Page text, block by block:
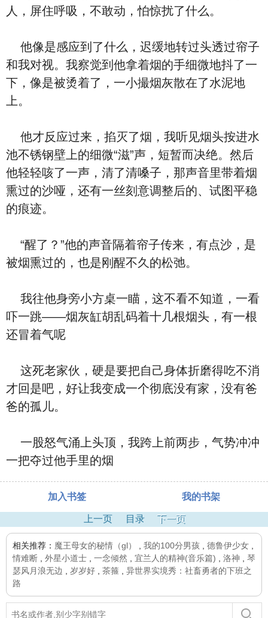
人，屏住呼吸，不敢动，怕惊扰了什么。
他像是感应到了什么，迟缓地转过头透过帘子
和我对视。我察觉到他拿着烟的手细微地抖了一
下，像是被烫着了，一小撮烟灰散在了水泥地
上。
他才反应过来，掐灭了烟，我听见烟头按进水
池不锈钢壁上的细微“滋”声，短暂而决绝。然后
他轻轻咳了一声，清了清嗓子，那声音里带着烟
熏过的沙哑，还有一丝刻意调整后的、试图平稳
的痕迹。
“醒了？”他的声音隔着帘子传来，有点沙，是
被烟熏过的，也是刚醒不久的松弛。
我往他身旁小方桌一瞄，这不看不知道，一看
吓一跳——烟灰缸胡乱码着十几根烟头，有一根
还冒着气呢
这死老家伙，硬是要把自己身体折磨得吃不消
才回是吧，好让我变成一个彻底没有家，没有爸
爸的孤儿。
一股怒气涌上头顶，我跨上前两步，气势冲冲
一把夺过他手里的烟
加入书签 我的书架
上一页 目录 下一页
相关推荐： 魔王母女的秘情（gl） 我的100分男孩 德鲁伊少女
情难断
外星小道士 一念倾然 宜兰人的精神(音乐篇) 洛神
琴
瑟风月浪无边
岁岁好 茶箍
异世界实境秀：社畜勇者的下班之
路